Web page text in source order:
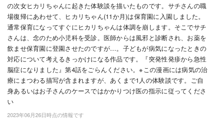
赤ちゃん・育児
子育て・家族
病院
美容・ファッション
お仕事
の次女ヒカリちゃんに起きた体験談を描いたものです。サチさんの職
場復帰にあわせて、ヒカリちゃん(11か月)は保育園に入園しました。
通常保育になってすぐにヒカリちゃんは体調を崩します。そこでサチ
さんは、念のため小児科を受診。医師からは風邪と診断され、お薬を
飲ませ保育園に登園させたのですが…。子どもが病気になったときの
対応について考えるきっかけになる作品です。『突発性発疹から急性
脳症になりました』第4話をごらんください。※この漫画には病気の治
療にまつわる描写が含まれますが、あくまで1人の体験談です。ご自
身あるいはお子さんのケースではかかりつけ医の指示に従ってくださ
い
2023年06月26日時点の情報です